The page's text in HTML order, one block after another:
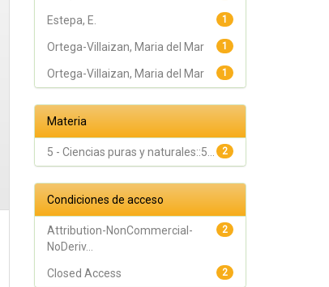
1
Estepa, E.
1
Ortega-Villaizan, Maria del Mar
1
Ortega-Villaizan, Maria del Mar
Materia
2
5 - Ciencias puras y naturales::5...
Condiciones de acceso
2
Attribution-NonCommercial-
NoDeriv...
2
Closed Access